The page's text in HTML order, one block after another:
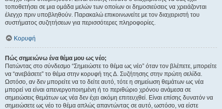
τοποθετήσει σε μια ομάδα μελών των οποίων οι δημοσιεύσεις να χρειάζονται
έλεγχο πριν υποβληθούν. Παρακαλώ επικοινωνείτε με τον διαχειριστή του
συστήματος συζητήσεων για περισσότερες πληροφορίες.
Κορυφή
Πώς σημειώνω ένα θέμα μου ως νέο;
Πατώντας στο σύνδεσμο “Σημειώστε το θέμα ως νέο” όταν τον βλέπετε, μπορείτε
να “ανεβάσετε” το θέμα στην κορυφή της Δ. Συζήτησης στην πρώτη σελίδα.
Ωστόσο, αν δεν μπορείτε να το δείτε αυτό, τότε η σημείωση θεμάτων ως νέα
μπορεί να είναι απενεργοποιημένη ή το περιθώριο χρόνου ανάμεσα σε
σημειώσεις θεμάτων ως νέα δεν έχει ακόμη επιτευχθεί. Είναι επίσης δυνατόν να
σημειώσετε ως νέο το θέμα απλώς απαντώντας σε αυτό, ωστόσο, να είστε